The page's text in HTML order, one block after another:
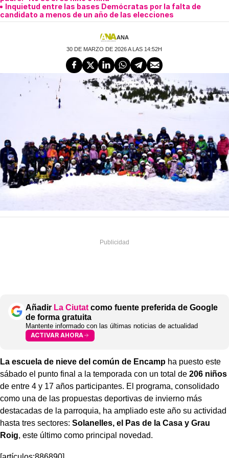
Inquietud entre las bases Demócratas por la falta de
candidato a menos de un año de las elecciones
ANA
30 DE MARZO DE 2026 A LAS 14:52H
Añadir La Ciutat como fuente preferida de Google
de forma gratuita
Mantente informado con las últimas noticias de actualidad
ACTIVAR AHORA
La escuela de nieve del común de Encamp ha puesto este
sábado el punto final a la temporada con un total de 206 niños
de entre 4 y 17 años participantes. El programa, consolidado
como una de las propuestas deportivas de invierno más
destacadas de la parroquia, ha ampliado este año su actividad
hasta tres sectores: Solanelles, el Pas de la Casa y Grau
Roig, este último como principal novedad.